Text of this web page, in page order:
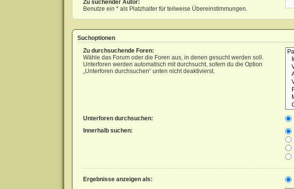
Zu suchender Autor:
Benutze ein * als Platzhalter für teilweise Übereinstimmungen.
Suchoptionen
Zu durchsuchende Foren:
Wähle das Forum oder die Foren aus, in denen gesucht werden soll.
Unterforen werden automatisch mit durchsucht, sofern du die Option
„Unterforen durchsuchen“ unten nicht deaktivierst.
Unterforen durchsuchen:
Innerhalb suchen:
Ergebnisse anzeigen als: